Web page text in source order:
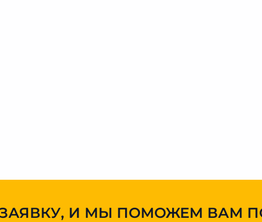
ЗАЯВКУ, И МЫ ПОМОЖЕМ ВАМ